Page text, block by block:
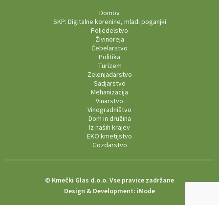
Domov
SKP: Digitalne korenine, mladi poganjki
Poljedelstvo
Živinoreja
Čebelarstvo
Politika
Turizem
Zelenjadarstvo
Sadjarstvo
Mehanizacija
Vinarstvo
Vinogradništvo
Dom in družina
Iz naših krajev
EKO kmetijstvo
Gozdarstvo
© Kmečki Glas d.o.o. Vse pravice zadržane
Design & Development: iMode